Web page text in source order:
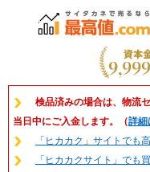
検品済みの場合は、物流
当日中にご入金します。（詳細
「ヒカカク」サイトでも
「ヒカカクサイト」でも